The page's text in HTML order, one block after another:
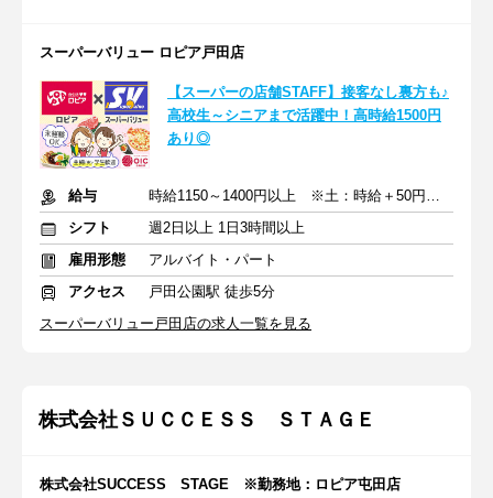
スーパーバリュー ロピア戸田店
【スーパーの店舗STAFF】接客なし裏方も♪
高校生～シニアまで活躍中！高時給1500円
あり◎
給与
時給1150～1400円以上 ※土：時給＋50円／日・祝：時給＋100円
シフト
週2日以上 1日3時間以上
雇用形態
アルバイト・パート
アクセス
戸田公園駅 徒歩5分
スーパーバリュー戸田店の求人一覧を見る
株式会社ＳＵＣＣＥＳＳ ＳＴＡＧＥ
株式会社SUCCESS STAGE ※勤務地：ロピア屯田店